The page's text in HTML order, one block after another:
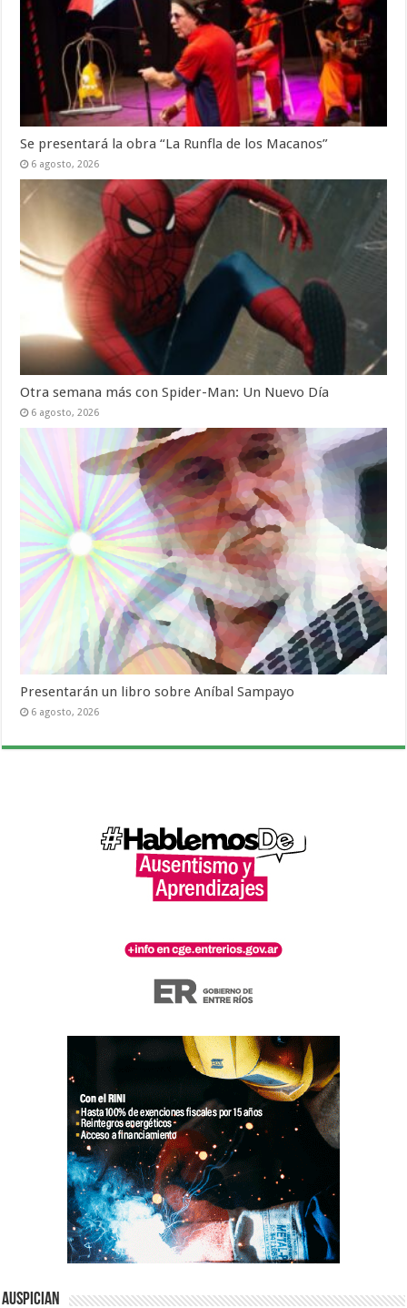
Se presentará la obra “La Runfla de los Macanos”
6 agosto, 2026
Otra semana más con Spider-Man: Un Nuevo Día
6 agosto, 2026
Presentarán un libro sobre Aníbal Sampayo
6 agosto, 2026
Auspician